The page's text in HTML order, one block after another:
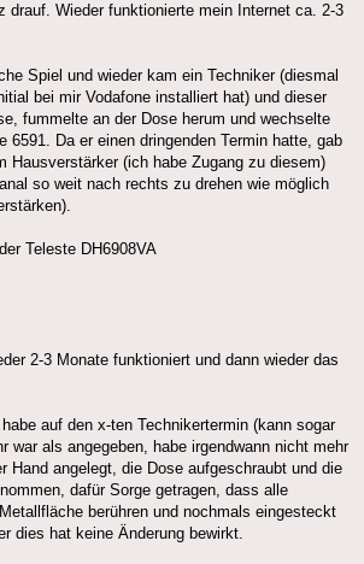
drauf. Wieder funktionierte mein Internet ca. 2-3
Spiel und wieder kam ein Techniker (diesmal
bei mir Vodafone installiert hat) und dieser
fummelte an der Dose herum und wechselte
6591. Da er einen dringenden Termin hatte, gab
Hausverstärker (ich habe Zugang zu diesem)
so weit nach rechts zu drehen wie möglich
Teleste DH6908VA
2-3 Monate funktioniert und dann wieder das
auf den x-ten Technikertermin (kann sogar
war als angegeben, habe irgendwann nicht mehr
Hand angelegt, die Dose aufgeschraubt und die
dafür Sorge getragen, dass alle
berühren und nochmals eingesteckt
dies hat keine Änderung bewirkt.